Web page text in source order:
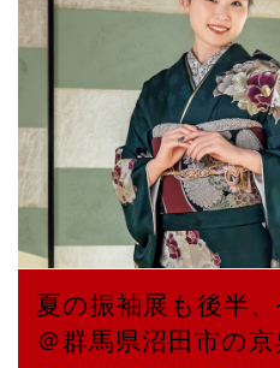
夏の振袖展も後半
＠群馬県沼田市の